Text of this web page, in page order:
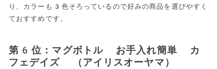
り、カラーも3色そろっているので好みの商品を選びやすく
ておすすめです。
第6位：マグボトル お手入れ簡単 カ
フェデイズ （アイリスオーヤマ）